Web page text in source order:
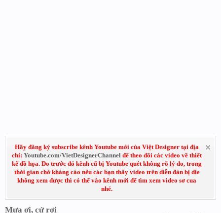
Hãy đăng ký subscribe kênh Youtube mới của Việt Designer tại địa
chỉ: Youtube.com/VietDesignerChannel để theo dõi các video về thiết
kế đồ họa. Do trước đó kênh cũ bị Youtube quét không rõ lý do, trong
thời gian chờ kháng cáo nếu các bạn thấy video trên diễn đàn bị die
không xem được thì có thể vào kênh mới để tìm xem video sơ cua
nhé.
Mưa ơi, cứ rơi